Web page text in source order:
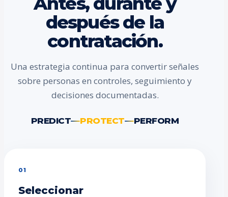
después de la
contratación.
Una estrategia continua para convertir señales
sobre personas en controles, seguimiento y
decisiones documentadas.
PREDICT PROTECT PERFORM
01
Seleccionar